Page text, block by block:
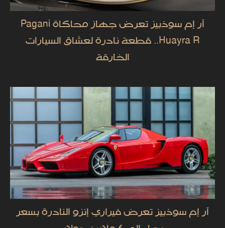
آر إم سوذبيز تعرض جهاز محاكاة Pagani
Huayra R.. قطعة نادرة لعشاق السيارات
الخارقة
آر إم سوذبيز تعرض فيراري إنزو النادرة بسعر